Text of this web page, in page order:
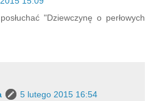
"Dziewczynę o perłowych
5 lutego 2015 16:54